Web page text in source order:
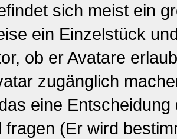
sich meist ein
ein Einzelstück
ob er Avatare
zugänglich
eine
fragen (Er wird